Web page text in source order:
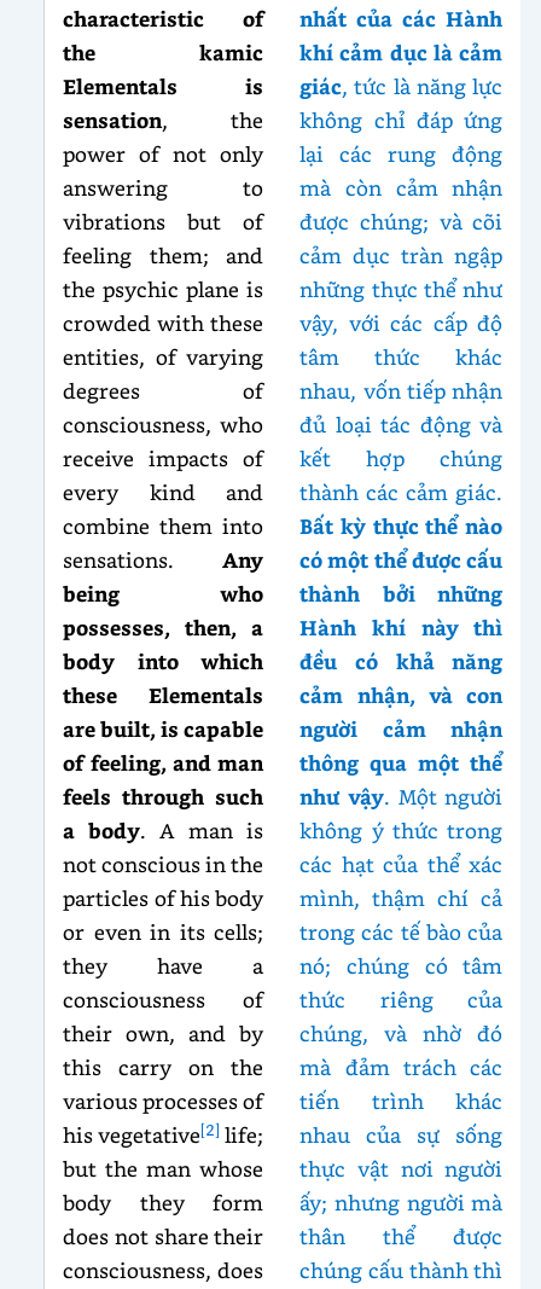
characteristic of
the kamic
Elementals is
sensation, the
power of not only
answering to
vibrations but of
feeling them; and
the psychic plane is
crowded with these
entities, of varying
degrees of
consciousness, who
receive impacts of
every kind and
combine them into
sensations.Any
being who
possesses, then, a
body into which
these Elementals
are built, is capable
of feeling, and man
feels through such
a body. A man is
not conscious in the
particles of his body
or even in its cells;
they have a
consciousness of
their own, and by
this carry on the
various processes of
his vegetative[2] life;
but the man whose
body they form
does not share their
consciousness, does
nhất của các Hành
khí cảm dục là cảm
giác, tức là năng lực
không chỉ đáp ứng
lại các rung động
mà còn cảm nhận
được chúng; và cõi
cảm dục tràn ngập
những thực thể như
vậy, với các cấp độ
tâm thức khác
nhau, vốn tiếp nhận
đủ loại tác động và
kết hợp chúng
thành các cảm giác.
Bất kỳ thực thể nào
có một thể được cấu
thành bởi những
Hành khí này thì
đều có khả năng
cảm nhận, và con
người cảm nhận
thông qua một thể
như vậy. Một người
không ý thức trong
các hạt của thể xác
mình, thậm chí cả
trong các tế bào của
nó; chúng có tâm
thức riêng của
chúng, và nhờ đó
mà đảm trách các
tiến trình khác
nhau của sự sống
thực vật nơi người
ấy; nhưng người mà
thân thể được
chúng cấu thành thì